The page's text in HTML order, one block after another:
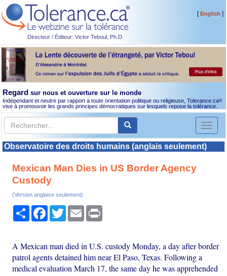
Directeur / Éditeur: Victor Teboul, Ph.D.
[English ]
Regard sur nous et ouverture sur le monde
Indépendant et neutre par rapport à toute orientation politique ou religieuse, Tolerance.ca®
vise à promouvoir les grands principes démocratiques sur lesquels repose la tolérance.
Toggle
Observatoire des droits humains (anglais seulement)
Mexican Man Dies in US Border Agency
Custody
(Version anglaise seulement)
PartagerFacebook
TwitterEmail
A Mexican man died in U.S. custody Monday, a day after border
patrol agents detained him near El Paso, Texas. Following a
medical evaluation March 17, the same day he was apprehended